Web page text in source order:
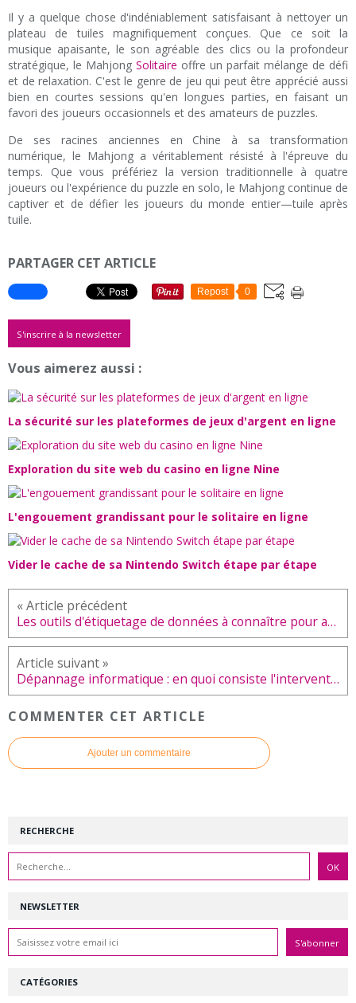
Il y a quelque chose d'indéniablement satisfaisant à nettoyer un
plateau de tuiles magnifiquement conçues. Que ce soit la
musique apaisante, le son agréable des clics ou la profondeur
stratégique, le Mahjong Solitaire offre un parfait mélange de défi
et de relaxation. C'est le genre de jeu qui peut être apprécié aussi
bien en courtes sessions qu'en longues parties, en faisant un
favori des joueurs occasionnels et des amateurs de puzzles.
De ses racines anciennes en Chine à sa transformation
numérique, le Mahjong a véritablement résisté à l'épreuve du
temps. Que vous préfériez la version traditionnelle à quatre
joueurs ou l'expérience du puzzle en solo, le Mahjong continue de
captiver et de défier les joueurs du monde entier—tuile après
tuile.
PARTAGER CET ARTICLE
Repost 0
S'inscrire à la newsletter
Vous aimerez aussi :
La sécurité sur les plateformes de jeux d'argent en ligne
Exploration du site web du casino en ligne Nine
L'engouement grandissant pour le solitaire en ligne
Vider le cache de sa Nintendo Switch étape par étape
Les outils d'étiquetage de données à connaître pour accélérer vos projets IA
Dépannage informatique : en quoi consiste l'intervention à distance ?
COMMENTER CET ARTICLE
Ajouter un commentaire
NEWSLETTER
RECHERCHE
CATÉGORIES